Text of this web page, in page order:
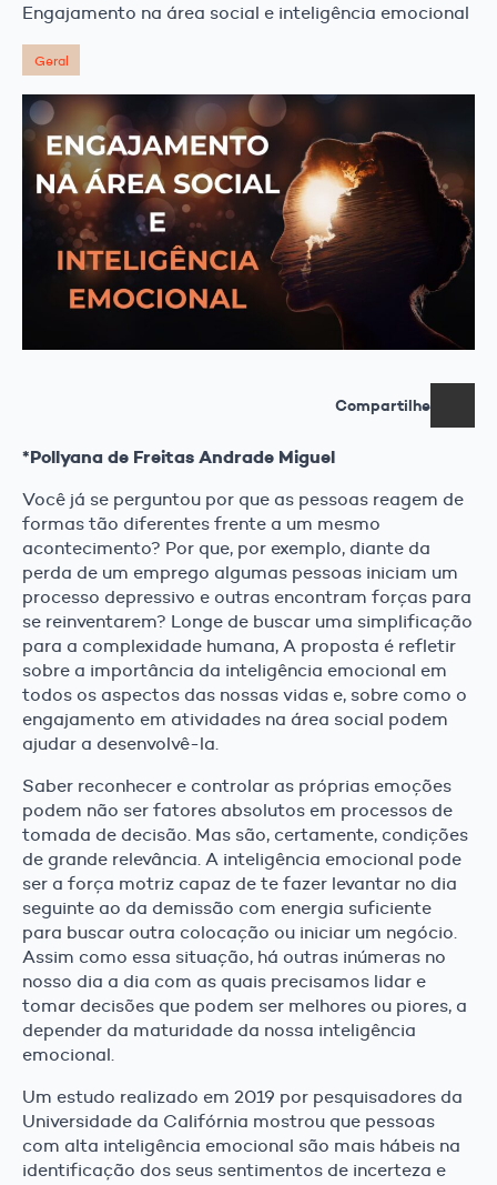
Engajamento na área social e inteligência emocional
Geral
Compartilhe
*Pollyana de Freitas Andrade Miguel
Você já se perguntou por que as pessoas reagem de
formas tão diferentes frente a um mesmo
acontecimento? Por que, por exemplo, diante da
perda de um emprego algumas pessoas iniciam um
processo depressivo e outras encontram forças para
se reinventarem? Longe de buscar uma simplificação
para a complexidade humana, A proposta é refletir
sobre a importância da inteligência emocional em
todos os aspectos das nossas vidas e, sobre como o
engajamento em atividades na área social podem
ajudar a desenvolvê-la.
Saber reconhecer e controlar as próprias emoções
podem não ser fatores absolutos em processos de
tomada de decisão. Mas são, certamente, condições
de grande relevância. A inteligência emocional pode
ser a força motriz capaz de te fazer levantar no dia
seguinte ao da demissão com energia suficiente
para buscar outra colocação ou iniciar um negócio.
Assim como essa situação, há outras inúmeras no
nosso dia a dia com as quais precisamos lidar e
tomar decisões que podem ser melhores ou piores, a
depender da maturidade da nossa inteligência
emocional.
Um estudo realizado em 2019 por pesquisadores da
Universidade da Califórnia mostrou que pessoas
com alta inteligência emocional são mais hábeis na
identificação dos seus sentimentos de incerteza e